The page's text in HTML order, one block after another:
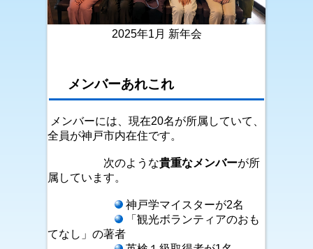
2025年1月 新年会
メンバーあれこれ
メンバーには、現在20名が所属していて、
全員が神戸市内在住です。
次のような貴重なメンバーが所
属しています。
神戸学マイスターが2名
「観光ボランティアのおも
てなし」の著者